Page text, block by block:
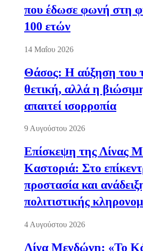
που έδωσε φωνή στη
100 ετών
14 Μαΐου 2026
Θάσος: Η αύξηση του
θετική, αλλά η
απαιτεί ισορροπία
9 Αυγούστου 2026
Επίσκεψη της Λίνας
Καστοριά: Στο
προστασία και
πολιτιστικής
4 Αυγούστου 2026
Λίνα Μενδώνη: «Το